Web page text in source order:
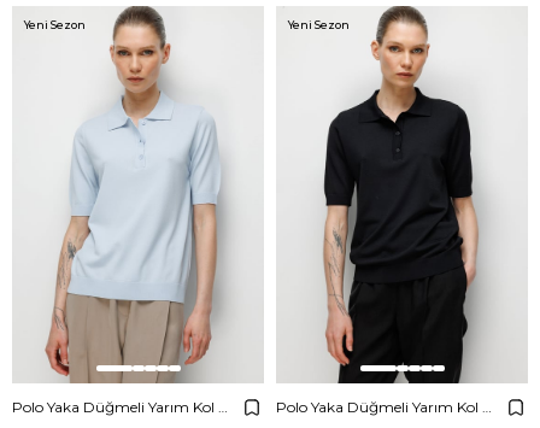
Polo Yaka Düğmeli Yarım Kol Triko
Yeni Sezon
Polo Yaka Düğmeli Yarım Kol Triko
Yeni Sezon